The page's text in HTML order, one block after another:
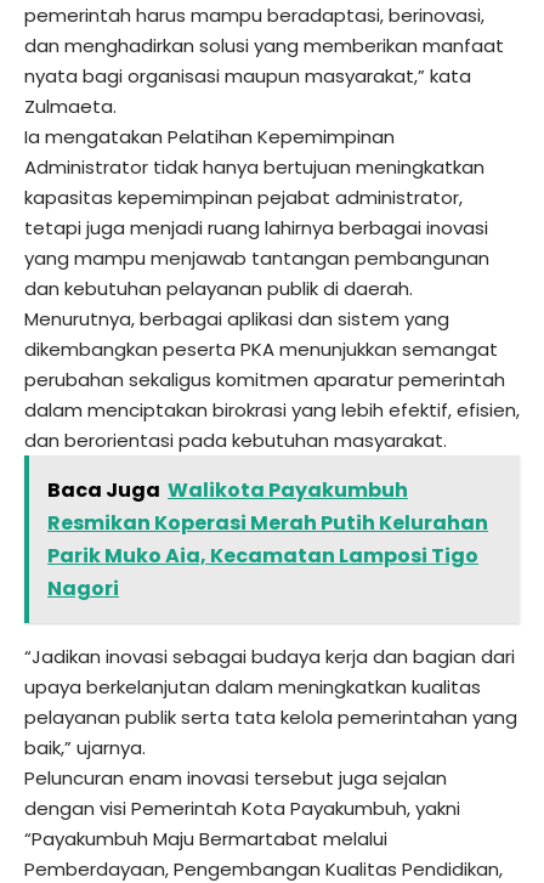
pemerintah harus mampu beradaptasi, berinovasi,
dan menghadirkan solusi yang memberikan manfaat
nyata bagi organisasi maupun masyarakat,” kata
Zulmaeta.
Ia mengatakan Pelatihan Kepemimpinan
Administrator tidak hanya bertujuan meningkatkan
kapasitas kepemimpinan pejabat administrator,
tetapi juga menjadi ruang lahirnya berbagai inovasi
yang mampu menjawab tantangan pembangunan
dan kebutuhan pelayanan publik di daerah.
Menurutnya, berbagai aplikasi dan sistem yang
dikembangkan peserta PKA menunjukkan semangat
perubahan sekaligus komitmen aparatur pemerintah
dalam menciptakan birokrasi yang lebih efektif, efisien,
dan berorientasi pada kebutuhan masyarakat.
Baca Juga Walikota Payakumbuh
Resmikan Koperasi Merah Putih Kelurahan
Parik Muko Aia, Kecamatan Lamposi Tigo
Nagori
“Jadikan inovasi sebagai budaya kerja dan bagian dari
upaya berkelanjutan dalam meningkatkan kualitas
pelayanan publik serta tata kelola pemerintahan yang
baik,” ujarnya.
Peluncuran enam inovasi tersebut juga sejalan
dengan visi Pemerintah Kota Payakumbuh, yakni
“Payakumbuh Maju Bermartabat melalui
Pemberdayaan, Pengembangan Kualitas Pendidikan,